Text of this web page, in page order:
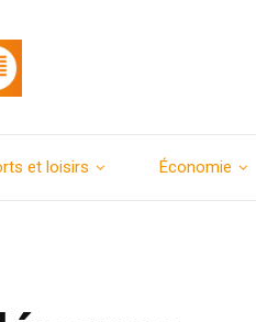
et loisirs Économie